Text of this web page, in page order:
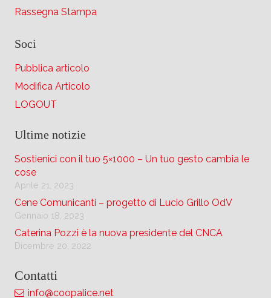
Rassegna Stampa
Soci
Pubblica articolo
Modifica Articolo
LOGOUT
Ultime notizie
Sostienici con il tuo 5×1000 – Un tuo gesto cambia le
cose
Aprile 21, 2023
Cene Comunicanti – progetto di Lucio Grillo OdV
Gennaio 18, 2023
Caterina Pozzi è la nuova presidente del CNCA
Dicembre 20, 2022
Contatti
info@coopalice.net